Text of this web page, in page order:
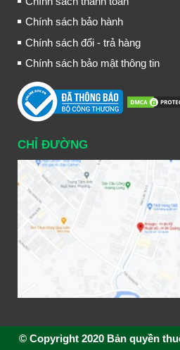
Chính sách bảo hành
Chính sách đổi - trả hàng
Chính sách bảo mật thông tin
CHỈ ĐƯỜNG
© Copyright 2020 Bản quyền